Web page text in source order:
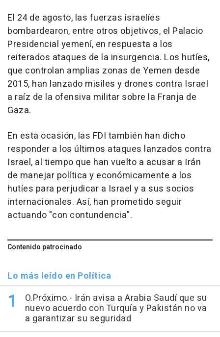
El 24 de agosto, las fuerzas israelíes
bombardearon, entre otros objetivos, el Palacio
Presidencial yemení, en respuesta a los
reiterados ataques de la insurgencia. Los hutíes,
que controlan amplias zonas de Yemen desde
2015, han lanzado misiles y drones contra Israel
a raíz de la ofensiva militar sobre la Franja de
Gaza.
En esta ocasión, las FDI también han dicho
responder a los últimos ataques lanzados contra
Israel, al tiempo que han vuelto a acusar a Irán
de manejar política y económicamente a los
hutíes para perjudicar a Israel y a sus socios
internacionales. Así, han prometido seguir
actuando "con contundencia".
Contenido patrocinado
Lo más leído en Política
O.Próximo.- Irán avisa a Arabia Saudí que su
nuevo acuerdo con Turquía y Pakistán no va
a garantizar su seguridad